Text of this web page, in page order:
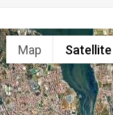
Map Satellite